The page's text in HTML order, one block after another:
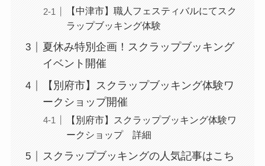
【中津市】職人フェスティバルにてスク
ラップブッキング体験
夏休み特別企画！スクラップブッキング
イベント開催
【別府市】スクラップブッキング体験ワ
ークショップ開催
【別府市】スクラップブッキング体験ワ
ークショップ 詳細
スクラップブッキングの人気記事はこち